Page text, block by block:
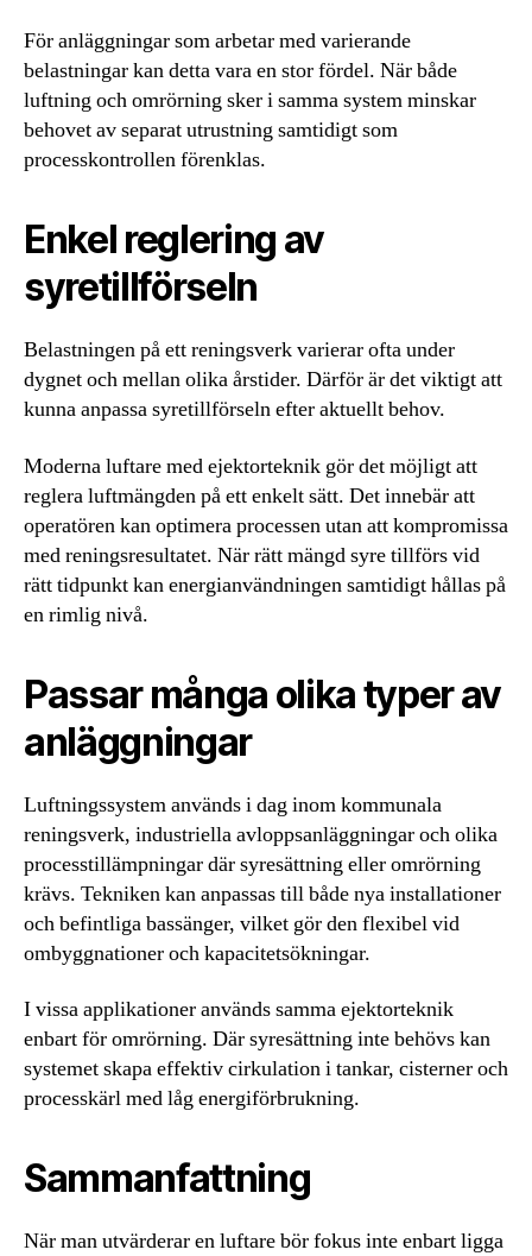
För anläggningar som arbetar med varierande
belastningar kan detta vara en stor fördel. När både
luftning och omrörning sker i samma system minskar
behovet av separat utrustning samtidigt som
processkontrollen förenklas.
Enkel reglering av
syretillförseln
Belastningen på ett reningsverk varierar ofta under
dygnet och mellan olika årstider. Därför är det viktigt att
kunna anpassa syretillförseln efter aktuellt behov.
Moderna luftare med ejektorteknik gör det möjligt att
reglera luftmängden på ett enkelt sätt. Det innebär att
operatören kan optimera processen utan att kompromissa
med reningsresultatet. När rätt mängd syre tillförs vid
rätt tidpunkt kan energianvändningen samtidigt hållas på
en rimlig nivå.
Passar många olika typer av
anläggningar
Luftningssystem används i dag inom kommunala
reningsverk, industriella avloppsanläggningar och olika
processtillämpningar där syresättning eller omrörning
krävs. Tekniken kan anpassas till både nya installationer
och befintliga bassänger, vilket gör den flexibel vid
ombyggnationer och kapacitetsökningar.
I vissa applikationer används samma ejektorteknik
enbart för omrörning. Där syresättning inte behövs kan
systemet skapa effektiv cirkulation i tankar, cisterner och
processkärl med låg energiförbrukning.
Sammanfattning
När man utvärderar en luftare bör fokus inte enbart ligga